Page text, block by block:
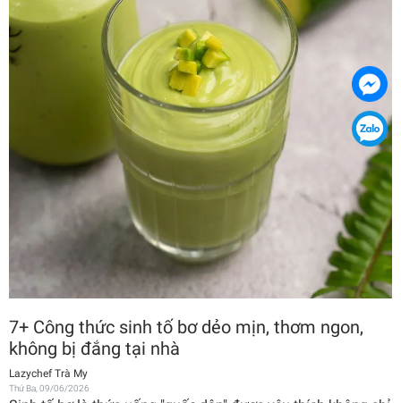
7+ Công thức sinh tố bơ dẻo mịn, thơm ngon,
không bị đắng tại nhà
Lazychef Trà My
Thứ Ba, 09/06/2026